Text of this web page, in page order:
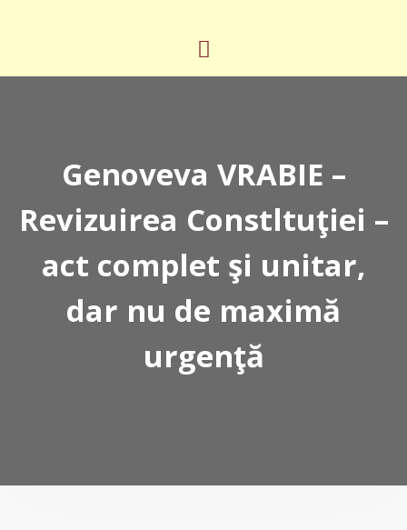
Genoveva VRABIE –
Revizuirea Constltuţiei –
act complet şi unitar,
dar nu de maximă
urgenţă